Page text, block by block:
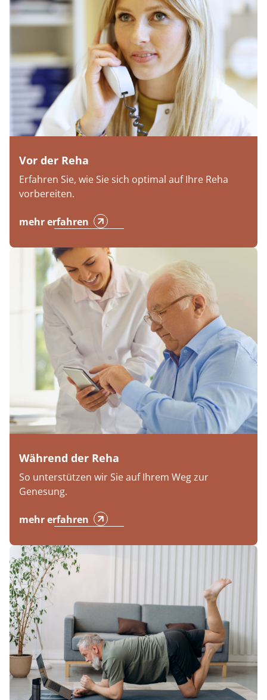
Vor der Reha
Erfahren Sie, wie Sie sich optimal auf Ihre Reha
vorbereiten.
mehr erfahren
Während der Reha
So unterstützen wir Sie auf Ihrem Weg zur
Genesung.
mehr erfahren